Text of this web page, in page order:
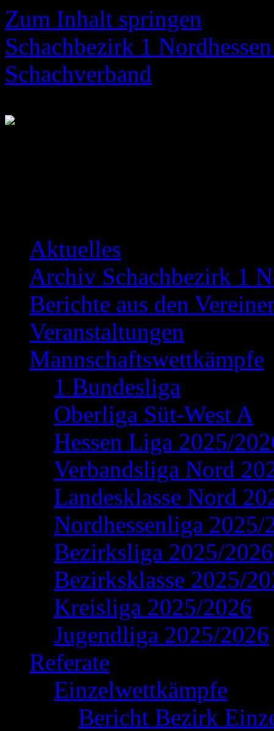
Zum Inhalt springen
Schachbezirk 1
Schachverband
Aktuelles
Archiv Schachbezirk 1
Berichte aus den
Veranstaltungen
Mannschaftswettkämpfe
1 Bundesliga
Oberliga Süt-West A
Hessen Liga 2025/
Verbandsliga Nord
Landesklasse Nord
Nordhessenliga 2025/
Bezirksliga 2025/2026
Bezirksklasse 2025/
Kreisliga 2025/2026
Jugendliga 2025/2026
Referate
Einzelwettkämpfe
Bericht Bezirk